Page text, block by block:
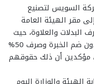
السويس لتصنيع
مقر الهيئة العامة
البدلات والعلاوة، حيث
أكد العمال لـ”اليوم السابع” أنهم يريدون ضم الخبرة وصرف 50%
مؤكدين أن ذلك حقوقهم